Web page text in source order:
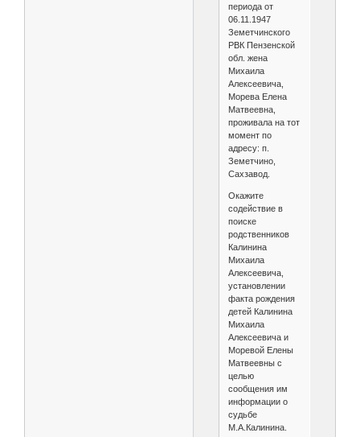
периода от
06.11.1947
Земетчинского
РВК Пензенской
обл. жена
Михаила
Алексеевича,
Морева Елена
Матвеевна,
проживала на тот
момент по
адресу: п.
Земетчино,
Сахзавод.
Окажите
содействие в
поиске
родственников
Калинина
Михаила
Алексеевича,
установлении
факта рождения
детей Калинина
Михаила
Алексеевича и
Моревой Елены
Матвеевны с
целью
сообщения им
информации о
судьбе
М.А.Калинина.